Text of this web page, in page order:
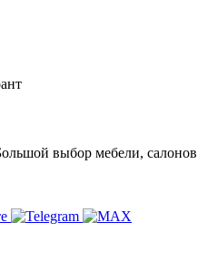
выбор мебели, салонов